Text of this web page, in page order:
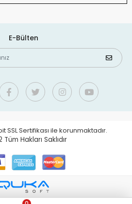
E-Bülten
SSL Sertifikası ile korunmaktadır.
Tüm Hakları Saklıdır